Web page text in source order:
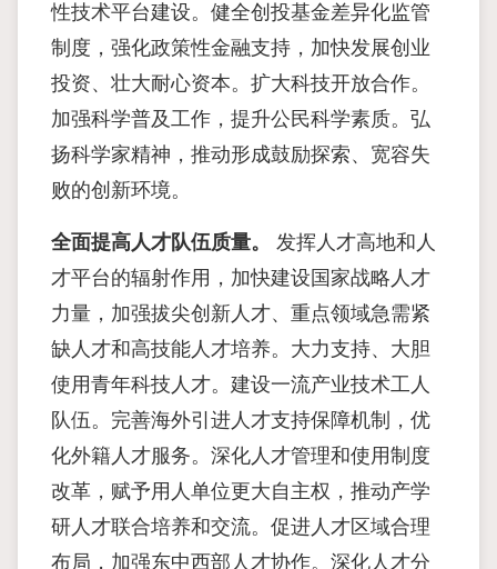
性技术平台建设。健全创投基金差异化监管
制度，强化政策性金融支持，加快发展创业
投资、壮大耐心资本。扩大科技开放合作。
加强科学普及工作，提升公民科学素质。弘
扬科学家精神，推动形成鼓励探索、宽容失
败的创新环境。
全面提高人才队伍质量。
发挥人才高地和人
才平台的辐射作用，加快建设国家战略人才
力量，加强拔尖创新人才、重点领域急需紧
缺人才和高技能人才培养。大力支持、大胆
使用青年科技人才。建设一流产业技术工人
队伍。完善海外引进人才支持保障机制，优
化外籍人才服务。深化人才管理和使用制度
改革，赋予用人单位更大自主权，推动产学
研人才联合培养和交流。促进人才区域合理
布局，加强东中西部人才协作。深化人才分